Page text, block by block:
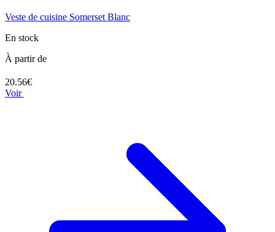
Veste de cuisine Somerset Blanc
En stock
À partir de
20.56€
Voir